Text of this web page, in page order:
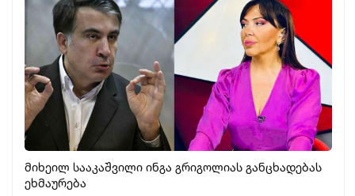
მიხეილ სააკაშვილი ინგა გრიგოლიას განცხადებას
ეხმაურება